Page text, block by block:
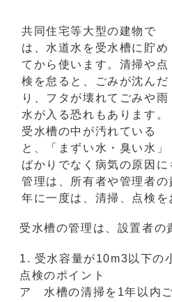
共同住宅等大型の建物で
は、水道水を受水槽に貯め
てから使います。清掃や点
検を怠ると、ごみが沈んだ
り、フタが壊れてごみや雨
水が入る恐れもあります。
受水槽の中が汚れている
と、「まずい水・臭い水」
ばかりでなく病気の原因
管理は、所有者や管理者の
年に一度は、清掃、点検を
受水槽の管理は、設置者の
受水容量が10m3以下の
点検のポイント
ア 水槽の清掃を1年以内